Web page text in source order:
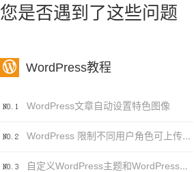
您是否遇到了这些问题
 WordPress教程
WordPress文章自动设置特色图像
WordPress 限制不同用户角色可上传的文件类型及大小
自定义WordPress主题和WordPress主题自定义之间的区别